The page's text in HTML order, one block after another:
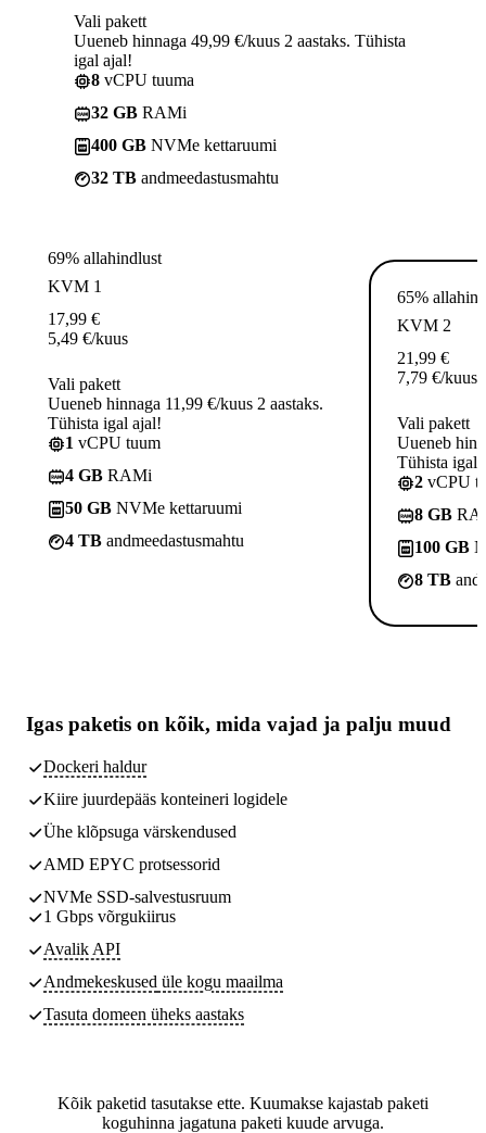
Vali pakett
Uueneb hinnaga 49,99 €/kuus 2 aastaks. Tühista
igal ajal!
8 vCPU tuuma
32 GB RAMi
400 GB NVMe kettaruumi
32 TB andmeedastusmahtu
69% allahindlust
KVM 1
17,99 €
5,49 €/kuus
Vali pakett
Uueneb hinnaga 11,99 €/kuus 2 aastaks.
Tühista igal ajal!
1 vCPU tuum
4 GB RAMi
50 GB NVMe kettaruumi
4 TB andmeedastusmahtu
65%
KVM 2
21,99 €
7,79 €/kuus
Vali pakett
Uueneb
Tühista igal
2 vCPU
8 GB
100 GB
8 TB
Igas paketis on kõik, mida vajad ja palju muud
Dockeri haldur
Kiire juurdepääs konteineri logidele
Ühe klõpsuga värskendused
AMD EPYC protsessorid
NVMe SSD-salvestusruum
1 Gbps võrgukiirus
Avalik API
Andmekeskused üle kogu maailma
Tasuta domeen üheks aastaks
Kõik paketid tasutakse ette. Kuumakse kajastab paketi
koguhinna jagatuna paketi kuude arvuga.